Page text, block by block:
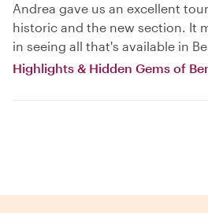
Andrea gave us an excellent
historic and the new section. It
in seeing all that's available in
Highlights & Hidden Gems of